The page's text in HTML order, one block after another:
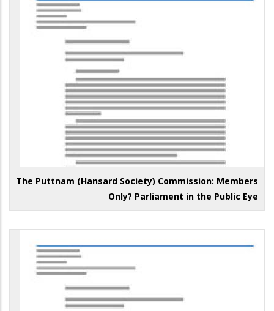
The Puttnam (Hansard Society) Commission: Members
Only? Parliament in the Public Eye